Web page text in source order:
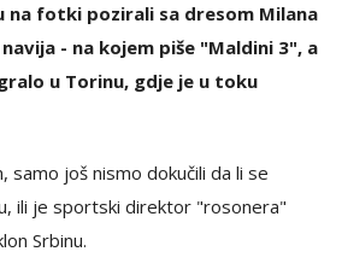
na fotki pozirali sa dresom Milana
- na kojem piše "Maldini 3", a
u Torinu, gdje je u toku
samo još nismo dokučili da li se
ili je sportski direktor "rosonera"
Srbinu.